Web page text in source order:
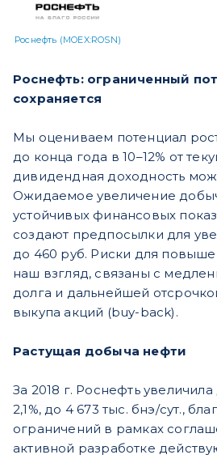
Роснефть (MOEX:ROSN)
Роснефть: ограниченный
сохраняется
Мы оцениваем потенциал
до конца года в 10–12% от
дивидендная доходность
Ожидаемое увеличение
устойчивых финансовых
создают предпосылки для
до 460 руб. Риски для
наш взгляд, связаны с
долга и дальнейшей
выкупа акций (buy-back).
Растущая добыча нефти
За 2018 г. Роснефть
2,1%, до 4 673 тыс. бнэ/сут.,
ограничений в рамках
активной разработке